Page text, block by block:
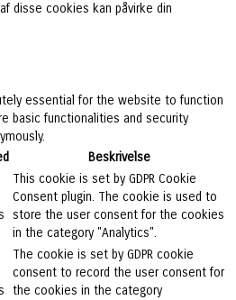
disse cookies kan påvirke din
essential for the website to function
basic functionalities and security
Beskrivelse
This cookie is set by GDPR Cookie
Consent plugin. The cookie is used to
store the user consent for the cookies
in the category "Analytics".
The cookie is set by GDPR cookie
consent to record the user consent for
the cookies in the category